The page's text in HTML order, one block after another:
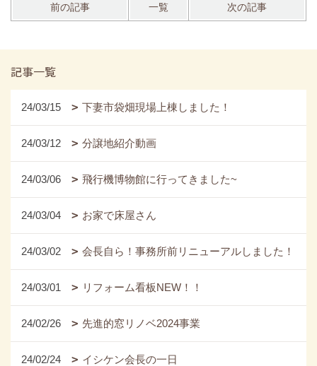
前の記事 一覧 次の記事
記事一覧
24/03/15 下妻市袋畑現場上棟しました！
24/03/12 分譲地紹介動画
24/03/06 飛行機博物館に行ってきました~
24/03/04 お家で床屋さん
24/03/02 会長自ら！事務所前リニューアルしました！
24/03/01 リフォーム看板NEW！！
24/02/26 先進的窓リノベ2024事業
24/02/24 イシケン会長の一日